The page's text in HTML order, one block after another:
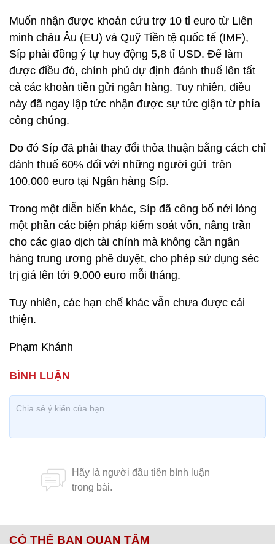
Muốn nhận được khoản cứu trợ 10 tỉ euro từ Liên
minh châu Âu (EU) và Quỹ Tiền tệ quốc tế (IMF),
Síp phải đồng ý tự huy động 5,8 tỉ USD. Để làm
được điều đó, chính phủ dự định đánh thuế lên tất
cả các khoản tiền gửi ngân hàng. Tuy nhiên, điều
này đã ngay lập tức nhận được sự tức giận từ phía
công chúng.
Do đó Síp đã phải thay đổi thỏa thuận bằng cách chỉ
đánh thuế 60% đối với những người gửi trên
100.000 euro tại Ngân hàng Síp.
Trong một diễn biến khác, Síp đã công bố nới lỏng
một phần các biện pháp kiểm soát vốn, nâng trần
cho các giao dịch tài chính mà không cần ngân
hàng trung ương phê duyệt, cho phép sử dụng séc
trị giá lên tới 9.000 euro mỗi tháng.
Tuy nhiên, các hạn chế khác vẫn chưa được cải
thiện.
Phạm Khánh
CÓ THỂ BẠN QUAN TÂM